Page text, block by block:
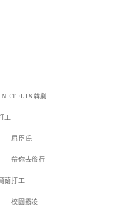
NETFLIX韓劇
工
屈臣氏
帶你去旅行
蘭打工
校園霸凌